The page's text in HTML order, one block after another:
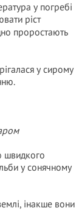
у погребі
ріст
проростають
у сирому
швидкого
у сонячному
інакше вони